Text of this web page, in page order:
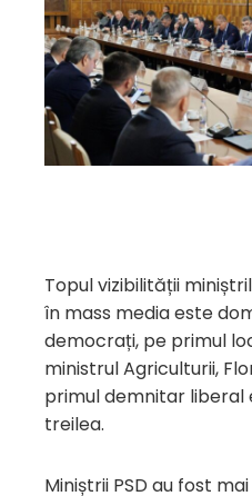
Topul vizibilității
în mass media este
democrați, pe primul
ministrul Agriculturii,
primul demnitar liberal
treilea.
Miniștrii PSD au fost